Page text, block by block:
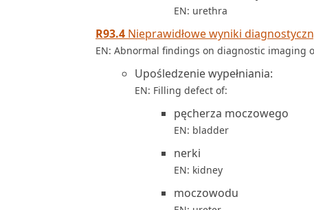
EN: urethra
R93.4 Nieprawidłowe wyniki
EN: Abnormal findings on diagnostic imaging
Upośledzenie wypełniania:
EN: Filling defect of:
pęcherza moczowego
EN: bladder
nerki
EN: kidney
moczowodu